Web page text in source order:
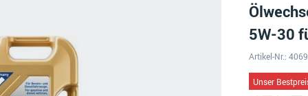
5W-30
Artikel-Nr.:
Unser